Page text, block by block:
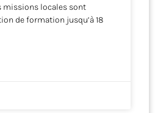
missions locales sont
de formation jusqu’à 18